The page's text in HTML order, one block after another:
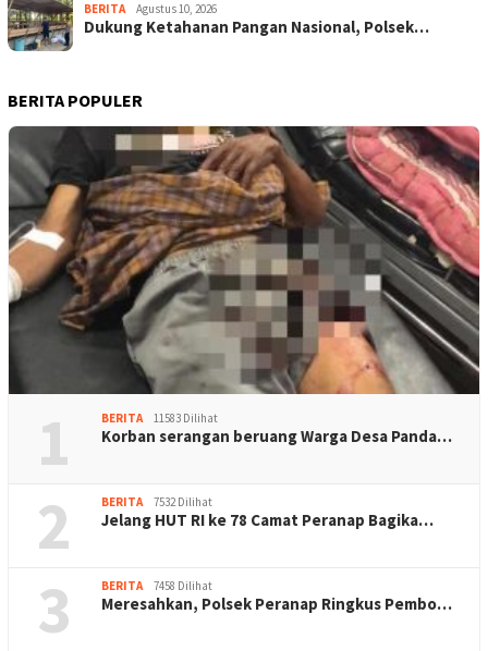
BERITA Agustus 10, 2026
Dukung Ketahanan Pangan Nasional, Polsek…
BERITA POPULER
1 BERITA 11583 Dilihat
Korban serangan beruang Warga Desa Panda…
2 BERITA 7532 Dilihat
Jelang HUT RI ke 78 Camat Peranap Bagika…
3 BERITA 7458 Dilihat
Meresahkan, Polsek Peranap Ringkus Pembo…